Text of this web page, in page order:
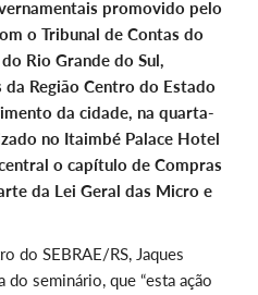
promovido pelo
o Tribunal de Contas do
Rio Grande do Sul,
Região Centro do Estado
da cidade, na quarta-
no Itaimbé Palace Hotel
o capítulo de Compras
da Lei Geral das Micro e
do SEBRAE/RS, Jaques
do seminário, que “esta ação